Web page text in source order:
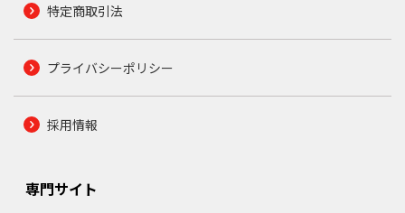
特定商取引法
プライバシーポリシー
採用情報
専門サイト